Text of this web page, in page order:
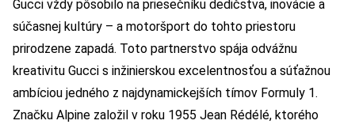
Gucci vždy pôsobilo na priesečníku dedičstva, inovácie a
súčasnej kultúry – a motoršport do tohto priestoru
prirodzene zapadá. Toto partnerstvo spája odvážnu
kreativitu Gucci s inžinierskou excelentnosťou a súťažnou
ambíciou jedného z najdynamickejších tímov Formuly 1.
Značku Alpine založil v roku 1955 Jean Rédélé, ktorého